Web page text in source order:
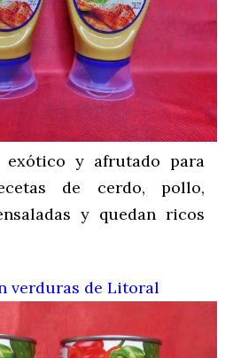
exótico y afrutado para
de cerdo, pollo,
y quedan ricos
verduras de Litoral